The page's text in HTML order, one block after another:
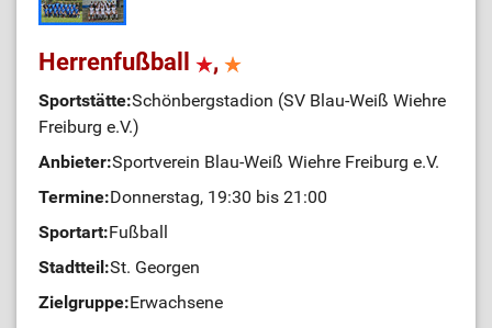
Herrenfußball ,
Sportstätte:Schönbergstadion (SV Blau-Weiß Wiehre
Freiburg e.V.)
Anbieter:Sportverein Blau-Weiß Wiehre Freiburg e.V.
Termine:Donnerstag, 19:30 bis 21:00
Sportart:Fußball
Stadtteil:St. Georgen
Zielgruppe:Erwachsene